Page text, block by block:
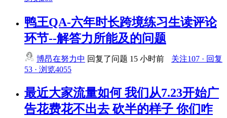
鸭王QA-六年时长跨境练习生读评论
环节--解答力所能及的问题
博昂在努力中 回复了问题 15 小时前
关注107 · 回复
53 · 浏览4055
最近大家流量如何 我们从7.23开始广
告花费花不出去 砍半的样子 你们咋